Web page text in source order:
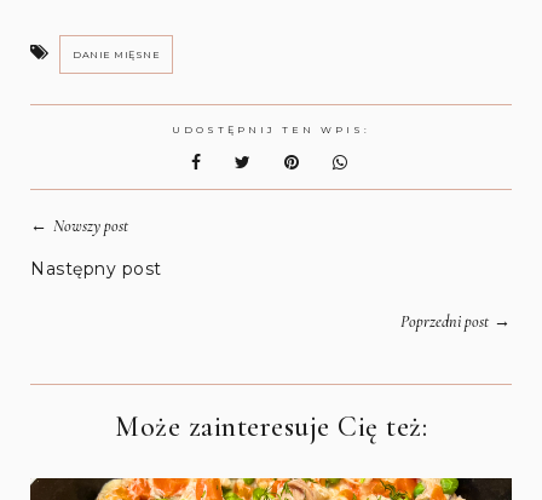
DANIE MIĘSNE
UDOSTĘPNIJ TEN WPIS:
←Nowszy post
Następny post
Poprzedni post→
Może zainteresuje Cię też: